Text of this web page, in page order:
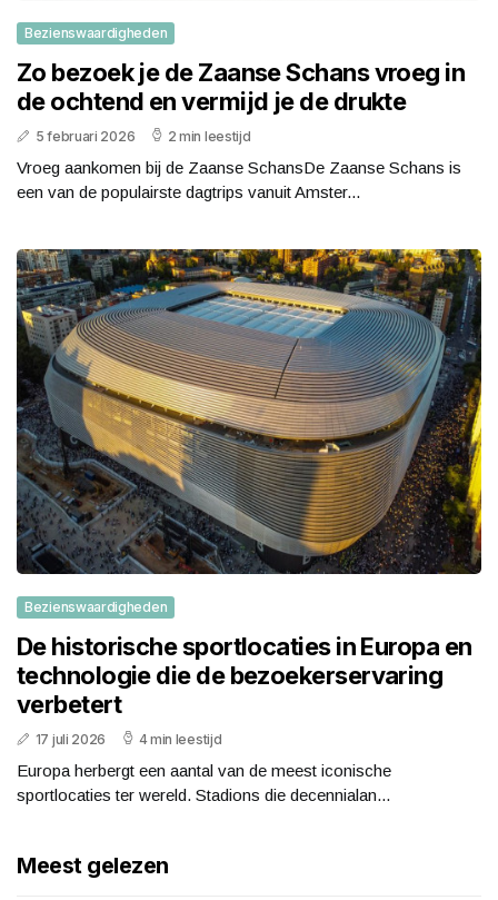
Bezienswaardigheden
Zo bezoek je de Zaanse Schans vroeg in
de ochtend en vermijd je de drukte
5 februari 2026 2 min leestijd
Vroeg aankomen bij de Zaanse SchansDe Zaanse Schans is
een van de populairste dagtrips vanuit Amster...
Bezienswaardigheden
De historische sportlocaties in Europa en
technologie die de bezoekerservaring
verbetert
17 juli 2026 4 min leestijd
Europa herbergt een aantal van de meest iconische
sportlocaties ter wereld. Stadions die decennialan...
Meest gelezen